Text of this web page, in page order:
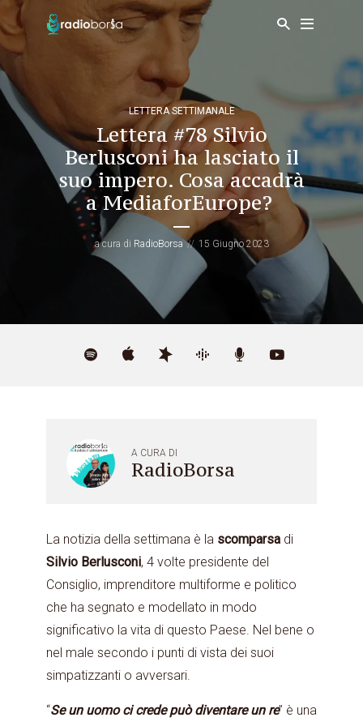
LETTERA SETTIMANALE
Lettera #78 Silvio
Berlusconi ha lasciato il
suo impero. Cosa accadrà
a MediaforEurope?
a cura di RadioBorsa 15 Giugno 2023
A CURA DI
RadioBorsa
La notizia della settimana è la scomparsa di
Silvio Berlusconi, 4 volte presidente del
Consiglio, imprenditore multiforme e politico
che ha segnato e modellato in modo
significativo la vita di questo Paese. Nel bene o
nel male secondo i punti di vista dei suoi
simpatizzanti o avversari.
“Se un uomo ci crede può diventare un re” è una